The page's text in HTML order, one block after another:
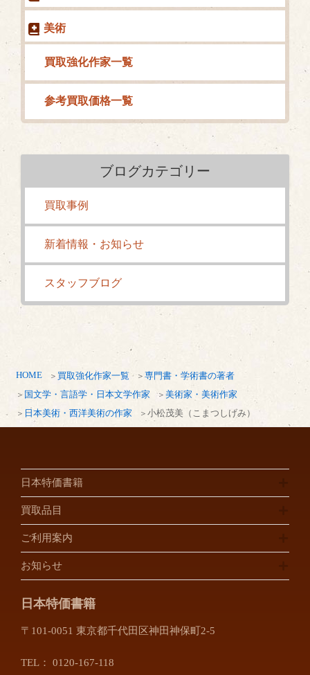
HOME 買取強化作家一覧
専門書・学術書の著者
国文学・言語学・日本文学作家
美術家・美術作家
日本美術・西洋美術の作家
小松茂美（こまつしげみ）
美術
買取強化作家一覧
参考買取価格一覧
ブログカテゴリー
買取事例
新着情報・お知らせ
スタッフブログ
日本特価書籍
買取品目
ご利用案内
お知らせ
日本特価書籍
〒101-0051 東京都千代田区神田神保町2-5
TEL： 0120-167-118